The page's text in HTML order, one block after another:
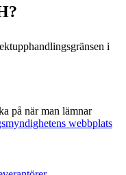
i
på när man lämnar
webbplats